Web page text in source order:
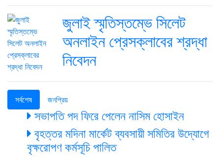
জুলাই স্মৃতিস্তম্ভে সিলেট
অনলাইন প্রেসক্লাবের শ্রদ্ধা
নিবেদন
সর্বশেষ জনপ্রিয়
সভাপতি পদ ফিরে পেলেন নাসিম হোসাইন
বৃহত্তর মদিনা মার্কেট ব্যবসায়ী সমিতির উদ্যোগে
বৃক্ষরোপণ কর্মসূচি পালিত